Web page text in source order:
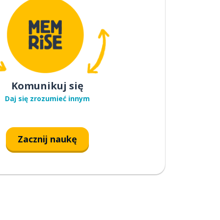
Komunikuj się
Daj się zrozumieć innym
Zacznij naukę